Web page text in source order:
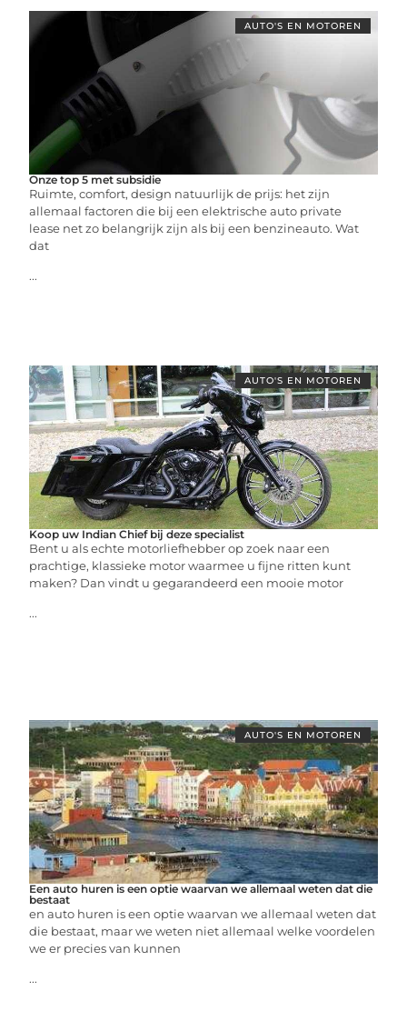
AUTO'S EN MOTOREN
Onze top 5 met subsidie
Ruimte, comfort, design natuurlijk de prijs: het zijn
allemaal factoren die bij een elektrische auto private
lease net zo belangrijk zijn als bij een benzineauto. Wat
dat
...
AUTO'S EN MOTOREN
Koop uw Indian Chief bij deze specialist
Bent u als echte motorliefhebber op zoek naar een
prachtige, klassieke motor waarmee u fijne ritten kunt
maken? Dan vindt u gegarandeerd een mooie motor
...
AUTO'S EN MOTOREN
Een auto huren is een optie waarvan we allemaal weten dat die
bestaat
en auto huren is een optie waarvan we allemaal weten dat
die bestaat, maar we weten niet allemaal welke voordelen
we er precies van kunnen
...